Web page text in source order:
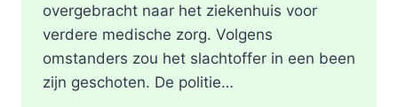
overgebracht naar het ziekenhuis voor
verdere medische zorg. Volgens
omstanders zou het slachtoffer in een been
zijn geschoten. De politie…